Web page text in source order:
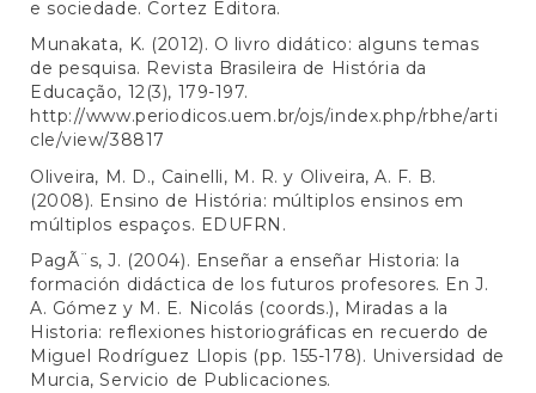
e sociedade. Cortez Editora.
Munakata, K. (2012). O livro didático: alguns temas
de pesquisa. Revista Brasileira de História da
Educação, 12(3), 179-197.
http://www.periodicos.uem.br/ojs/index.php/rbhe/arti
cle/view/38817
Oliveira, M. D., Cainelli, M. R. y Oliveira, A. F. B.
(2008). Ensino de História: múltiplos ensinos em
múltiplos espaços. EDUFRN.
PagÃ¨s, J. (2004). Enseñar a enseñar Historia: la
formación didáctica de los futuros profesores. En J.
A. Gómez y M. E. Nicolás (coords.), Miradas a la
Historia: reflexiones historiográficas en recuerdo de
Miguel Rodríguez Llopis (pp. 155-178). Universidad de
Murcia, Servicio de Publicaciones.